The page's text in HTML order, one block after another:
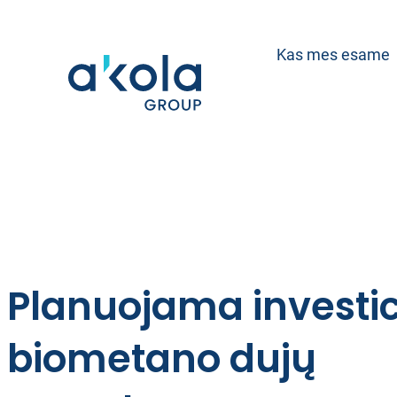
Kas mes esame
Planuojama
biometano dujų